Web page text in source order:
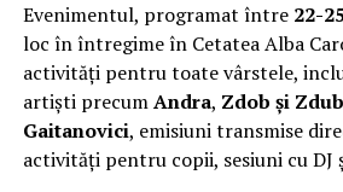
Evenimentul, programat între 22-
loc în întregime în Cetatea Alba
activități pentru toate vârstele,
artiști precumAndra, Zdob și Zdub
Gaitanovici, emisiuni transmise
activități pentru copii, sesiuni cu DJ